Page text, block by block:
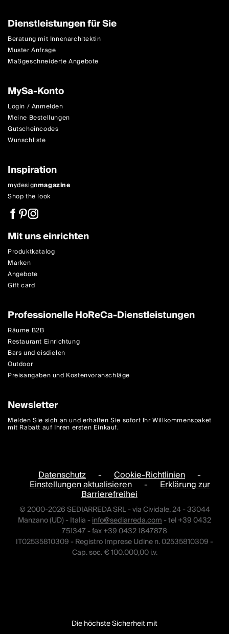
Dienstleistungen für Sie
Beratung mit Innenarchitektin
Muster Anfrage
Maßgeschneiderte Angebote
MySa-Konto
Login / Anmelden
Meine Bestellungen
Gutscheincodes
Wunschliste
Inspiration
mydesignmagazine
Shop the look
Mit uns einrichten
Produktkatalog
Marken
Angebote
Gift card
Professionelle HoReCa-Dienstleistungen
Räume B2B
Restaurant Einrichtung
Bars und eisdielen
Outdoor
Preisangaben und Kostenvoranschläge
Newsletter
Melden Sie sich an und erhalten Sie sofort Ihr Willkommenspaket
mit Rabatt auf Ihren ersten Einkauf.
Datenschutz - Cookie-Richtlinien -
Einstellungen aktualisieren - Erklärung zur
Barrierefreihei
© 2000-2026 SEDIARREDA SRL - via Cividale, 24 - 33044
Manzano (UD) - Italia -info@sediarreda.com- tel +39 0432
751347 - fax +39 0432 1847878
IT02535810309 - Registro Imprese Udine n. 02535810309 -
Cap. soc. € 100.000,00 i.v.
Die höchste Sicherheit mit